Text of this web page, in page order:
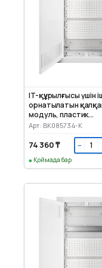
IT-құрылғысы үшін
орнатылатын
модуль, пластик
панельдер
Арт: BK085734-K
74 360 ₸ −
Қоймада бар